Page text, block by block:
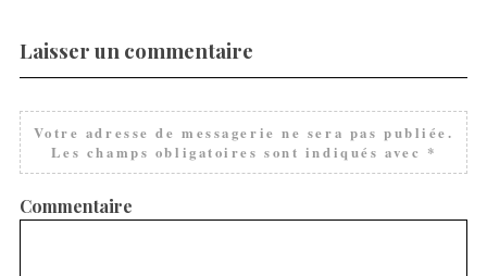
Laisser un commentaire
Votre adresse de messagerie ne sera pas publiée.
Les champs obligatoires sont indiqués avec *
Commentaire